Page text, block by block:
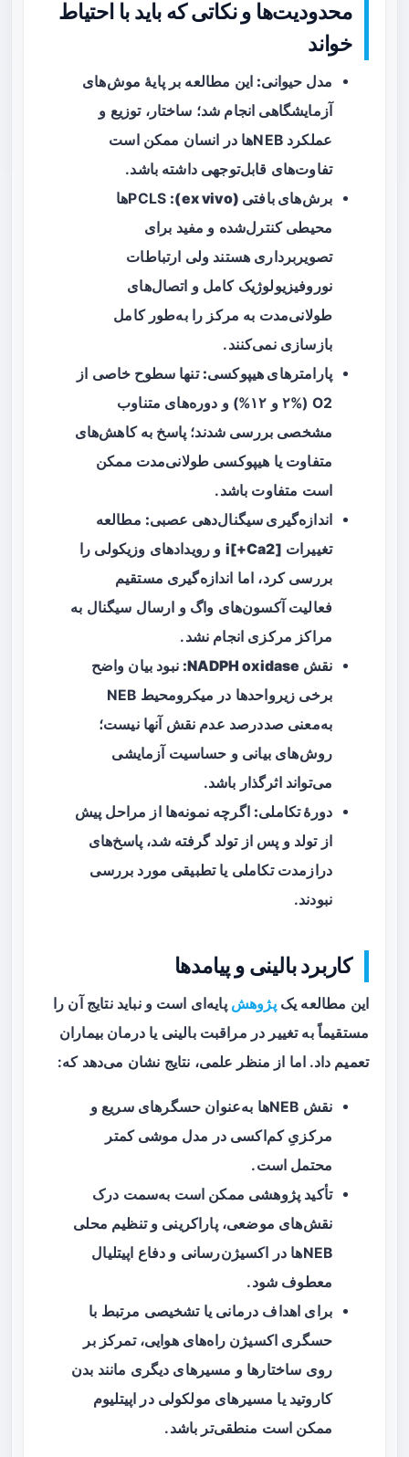
محدودیت‌ها و نکاتی که باید با احتیاط
خواند
مدل حیوانی: این مطالعه بر پایهٔ موش‌های
آزمایشگاهی انجام شد؛ ساختار، توزیع و
عملکرد NEBها در انسان ممکن است
تفاوت‌های قابل‌توجهی داشته باشد.
برش‌های بافتی (ex vivo):
PCLSها
محیطی کنترل‌شده و مفید برای
تصویربرداری هستند ولی ارتباطات
نوروفیزیولوژیک کامل و اتصال‌های
طولانی‌مدت به مرکز را به‌طور کامل
بازسازی نمی‌کنند.
پارامترهای هیپوکسی: تنها سطوح خاصی از
O2 (۲% و ۱۲%) و دوره‌های متناوب
مشخصی بررسی شدند؛ پاسخ به کاهش‌های
متفاوت یا هیپوکسی طولانی‌مدت ممکن
است متفاوت باشد.
اندازه‌گیری سیگنال‌دهی عصبی: مطالعه
تغییرات [Ca2+]i
و رویدادهای وزیکولی را
بررسی کرد، اما اندازه‌گیری مستقیم
فعالیت آکسون‌های واگ و ارسال سیگنال به
مراکز مرکزی انجام نشد.
نقش NADPH oxidase:
نبود بیان واضح
برخی زیرواحدها در میکرومحیط NEB
به‌معنی صددرصد عدم نقش آنها نیست؛
روش‌های بیانی و حساسیت آزمایشی
می‌تواند اثرگذار باشد.
دورهٔ تکاملی: اگرچه نمونه‌ها از مراحل پیش
از تولد و پس از تولد گرفته شد، پاسخ‌های
درازمدت تکاملی یا تطبیقی مورد بررسی
نبودند.
کاربرد بالینی و پیامدها
این مطالعه یکپژوهش پایه‌ای است و نباید نتایج آن را
مستقیماً به تغییر در مراقبت بالینی یا درمان بیماران
تعمیم داد. اما از منظر علمی، نتایج نشان می‌دهد که:
نقش NEBها به‌عنوان حسگرهای سریع و
مرکزیِ کم‌اکسی در مدل موشی کمتر
محتمل است.
تأکید پژوهشی ممکن است به‌سمت درک
نقش‌های موضعی، پاراکرینی و تنظیم محلی
NEBها در اکسیژن‌رسانی و دفاع اپیتلیال
معطوف شود.
برای اهداف درمانی یا تشخیصی مرتبط با
حسگری اکسیژن راه‌های هوایی، تمرکز بر
روی ساختارها و مسیرهای دیگری مانند بدن
کاروتید یا مسیرهای مولکولی در اپیتلیوم
ممکن است منطقی‌تر باشد.